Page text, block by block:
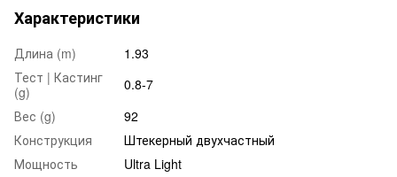
Характеристики
Длина (m)
1.93
Тест | Кастинг
(g)
0.8-7
Вес (g)
92
Конструкция
Штекерный двухчастный
Мощность
Ultra Light